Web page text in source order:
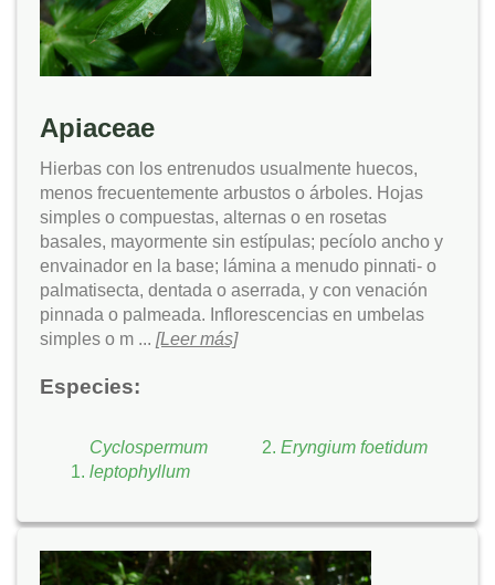
Apiaceae
Hierbas con los entrenudos usualmente huecos,
menos frecuentemente arbustos o árboles. Hojas
simples o compuestas, alternas o en rosetas
basales, mayormente sin estípulas; pecíolo ancho y
envainador en la base; lámina a menudo pinnati- o
palmatisecta, dentada o aserrada, y con venación
pinnada o palmeada. Inflorescencias en umbelas
simples o m ... [Leer más]
Especies:
Cyclospermum
leptophyllum
Eryngium foetidum